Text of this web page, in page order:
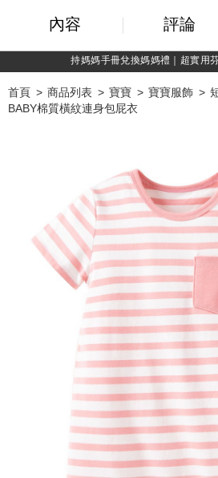
綁定LINE好友，500購
首頁 商品列表 寶寶 寶寶服飾
BABY棉質橫紋連身包屁衣
內容 評論